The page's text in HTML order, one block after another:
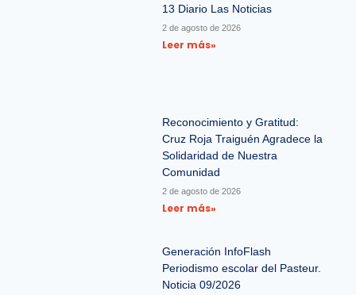
13 Diario Las Noticias
2 de agosto de 2026
Leer más»
Reconocimiento y Gratitud:
Cruz Roja Traiguén Agradece la
Solidaridad de Nuestra
Comunidad
2 de agosto de 2026
Leer más»
Generación InfoFlash
Periodismo escolar del Pasteur.
Noticia 09/2026